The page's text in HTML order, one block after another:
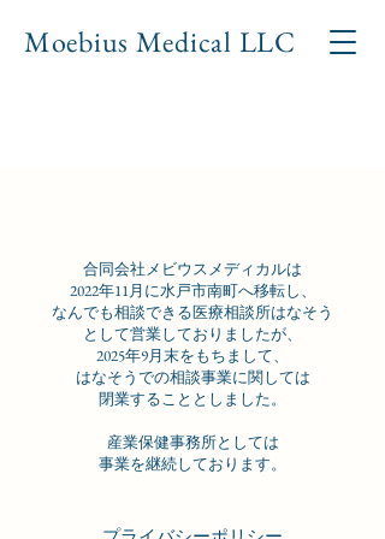
Moebius Medical LLC
合同会社メビウスメディカルは
2022年11月に水戸市南町へ移転し、
なんでも相談できる医療相談所はなそう
として営業しておりましたが、
2025年9月末をもちまして、
はなそうでの相談事業に関しては
閉業することとしました。
産業保健事務所としては
事業を継続しております。